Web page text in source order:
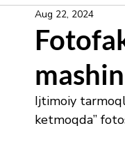
Aug 22, 2024
Ijtimoiy
ketmoqda”